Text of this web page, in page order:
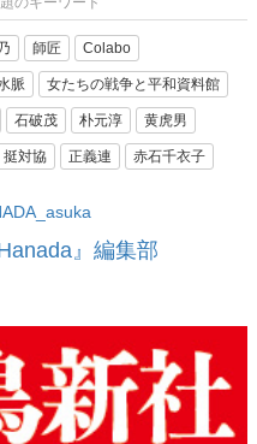
師匠 Colabo
脈 女たちの戦争と平和資料館
石破茂 朴元淳 黄虎男
挺対協 正義連 赤石千衣子
』編集部